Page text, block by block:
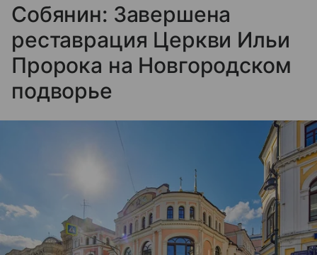
Собянин: Завершена
реставрация Церкви Ильи
Пророка на Новгородском
подворье